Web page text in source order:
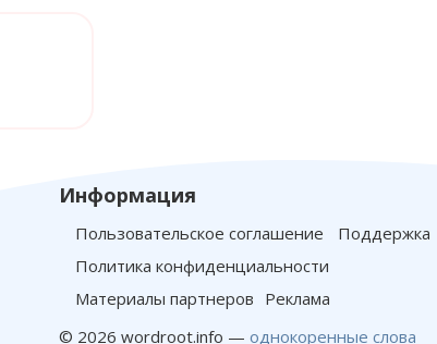
Информация
Пользовательское соглашение
Поддержка
Политика конфиденциальности
Материалы партнеров Реклама
© 2026 wordroot.info — однокоренные слова